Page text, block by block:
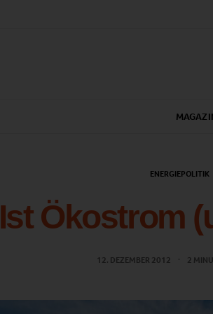
ENERGIEPOLITIK
Ist Ökostrom
12. DEZEMBER 2012 2